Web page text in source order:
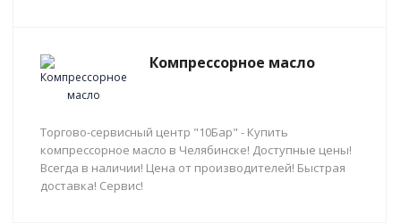
Компрессорное масло
Торгово-сервисный центр "10Бар" - Купить
компрессорное масло в Челябинске! Доступные цены!
Всегда в наличии! Цена от производителей! Быстрая
доставка! Сервис!